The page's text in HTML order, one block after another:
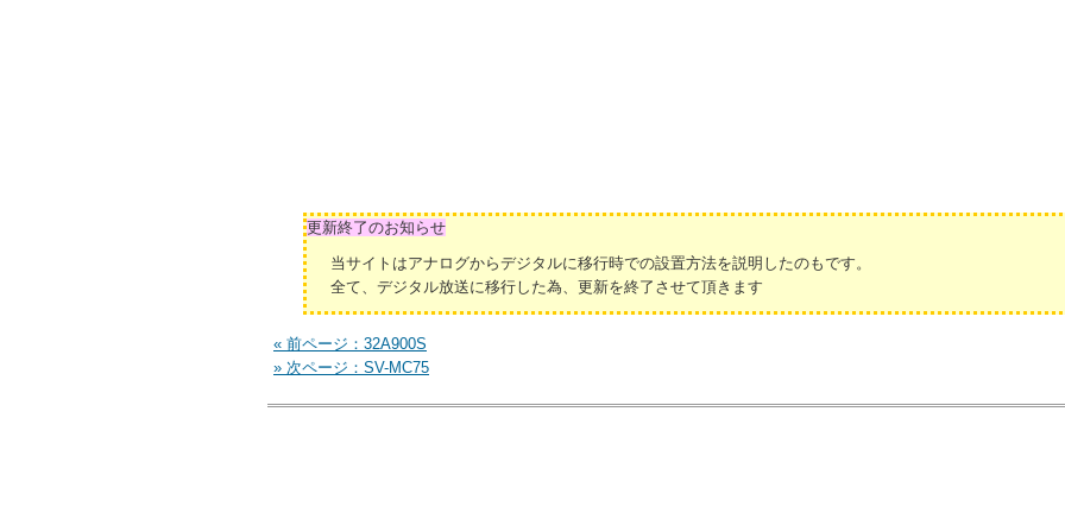
更新終了のお知らせ
当サイトはアナログからデジタルに移行時での設置方法を説明したのもです。
全て、デジタル放送に移行した為、更新を終了させて頂きます
« 前ページ：32A900S
» 次ページ：SV-MC75